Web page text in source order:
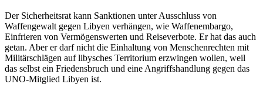
Der Sicherheitsrat kann Sanktionen unter Ausschluss von
Waffengewalt gegen Libyen verhängen, wie Waffenembargo,
Einfrieren von Vermögenswerten und Reiseverbote. Er hat das auch
getan. Aber er darf nicht die Einhaltung von Menschenrechten mit
Militärschlägen auf libysches Territorium erzwingen wollen, weil
das selbst ein Friedensbruch und eine Angriffshandlung gegen das
UNO-Mitglied Libyen ist.